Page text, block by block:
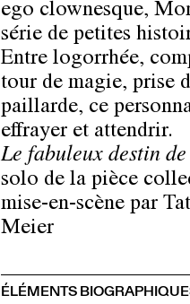
ego clownesque,
série de petites
Entre logorrhée,
tour de magie, prise
paillarde, ce
effrayer et attendrir.
Le fabuleux destin
solo de la pièce
mise-en-scène par
Meier
ÉLÉMENTS